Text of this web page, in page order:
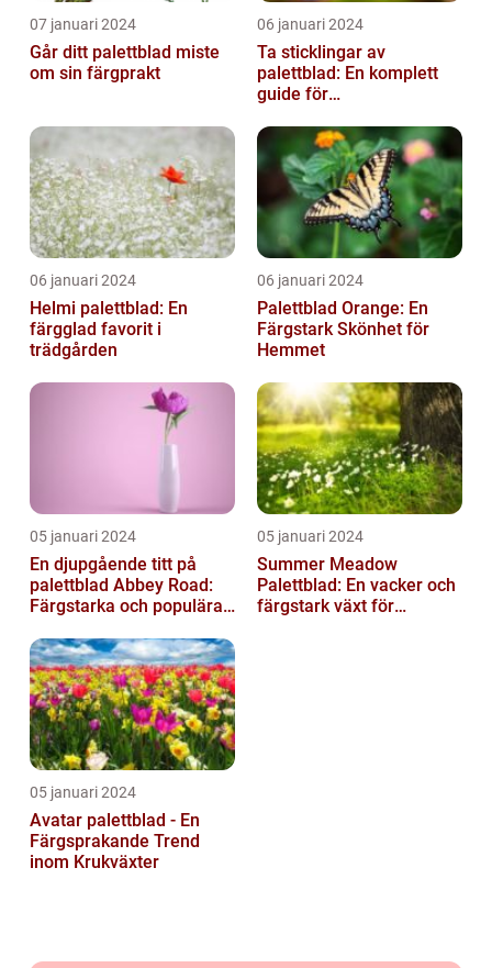
07 januari 2024
Går ditt palettblad miste
om sin färgprakt
06 januari 2024
Ta sticklingar av
palettblad: En komplett
guide för
06 januari 2024
Helmi palettblad: En
färgglad favorit i
trädgården
06 januari 2024
Palettblad Orange: En
Färgstark Skönhet för
Hemmet
05 januari 2024
En djupgående titt på
palettblad Abbey Road:
Färgstarka och populära
05 januari 2024
Summer Meadow
Palettblad: En vacker och
färgstark växt för
05 januari 2024
Avatar palettblad - En
Färgsprakande Trend
inom Krukväxter